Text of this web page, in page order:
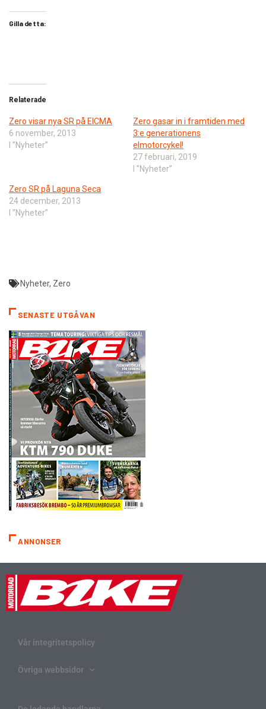
Gilla detta:
Relaterade
Zero visar nya SR på EICMA
6 november, 2013
I ”Nyheter”
Zero gasar in i framtiden med
3:e generationens
elmotorcykel!
27 februari, 2019
I ”Nyheter”
Zero SR på Laguna Seca
24 december, 2013
I ”Nyheter”
Nyheter, Zero
SENASTE UTGÅVAN
ANNONSER
Vår integritetspolicy
Övriga webbsidor